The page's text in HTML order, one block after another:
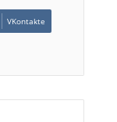
VKontakte